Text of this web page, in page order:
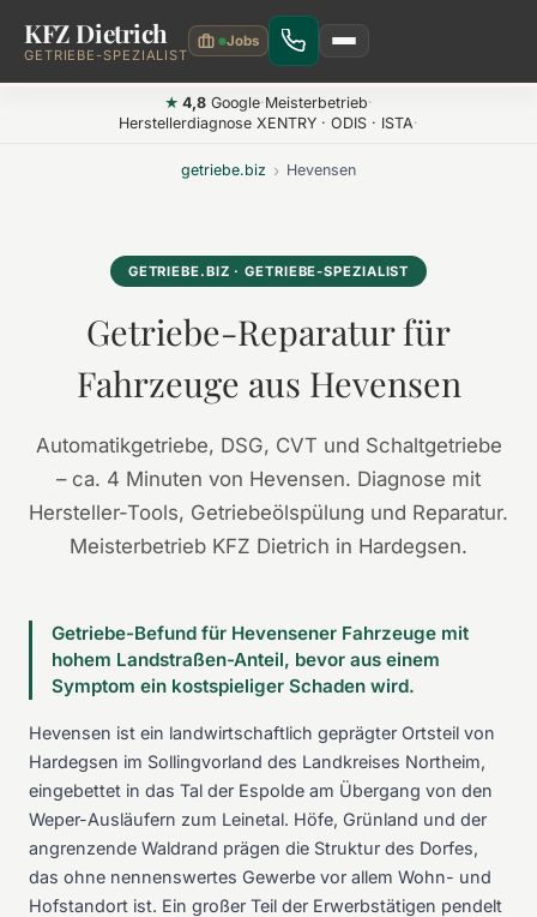
Zum Hauptinhalt springen
KFZ Dietrich
GETRIEBE-SPEZIALIST
★ 4,8Google·Meisterbetrieb·
Herstellerdiagnose XENTRY · ODIS · ISTA·
getriebe.biz › Hevensen
GETRIEBE.BIZ · GETRIEBE-SPEZIALIST
Getriebe-Reparatur für
Fahrzeuge aus Hevensen
Automatikgetriebe, DSG, CVT und Schaltgetriebe
– ca. 4 Minuten von Hevensen. Diagnose mit
Hersteller-Tools, Getriebeölspülung und Reparatur.
Meisterbetrieb KFZ Dietrich in Hardegsen.
Getriebe-Befund für Hevensener Fahrzeuge mit
hohem Landstraßen-Anteil, bevor aus einem
Symptom ein kostspieliger Schaden wird.
Hevensen ist ein landwirtschaftlich geprägter Ortsteil von
Hardegsen im Sollingvorland des Landkreises Northeim,
eingebettet in das Tal der Espolde am Übergang von den
Weper-Ausläufern zum Leinetal. Höfe, Grünland und der
angrenzende Waldrand prägen die Struktur des Dorfes,
das ohne nennenswertes Gewerbe vor allem Wohn- und
Hofstandort ist. Ein großer Teil der Erwerbstätigen pendelt